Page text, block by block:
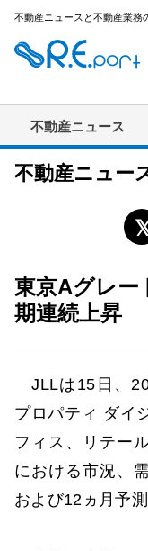
不動産ニュースと不動産業務
不動産ニュース
不動産ニュー
東京Aグレー
期連続上昇
JLLは15日、
プロパティ ダイ
フィス、リテー
における市況、
および12ヵ月予